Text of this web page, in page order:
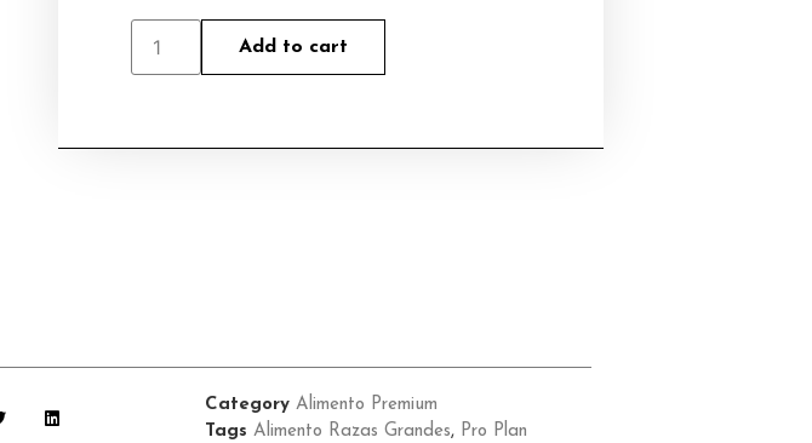
Add to cart
Category Alimento Premium
Tags Alimento Razas Grandes, Pro Plan